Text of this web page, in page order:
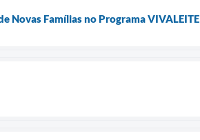
Novas Famílias no Programa VIVALEITE